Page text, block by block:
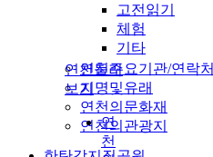
고전읽기
체험
기타
연천주요기관/연락처
지명및유래
연천의문화재
연천의관광지
연천둘러
보기
연
천